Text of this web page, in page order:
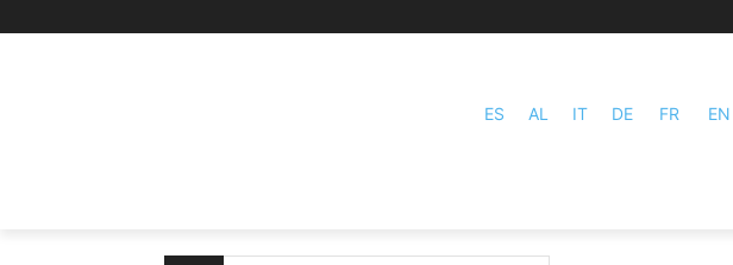
ES AL IT DE FR EN